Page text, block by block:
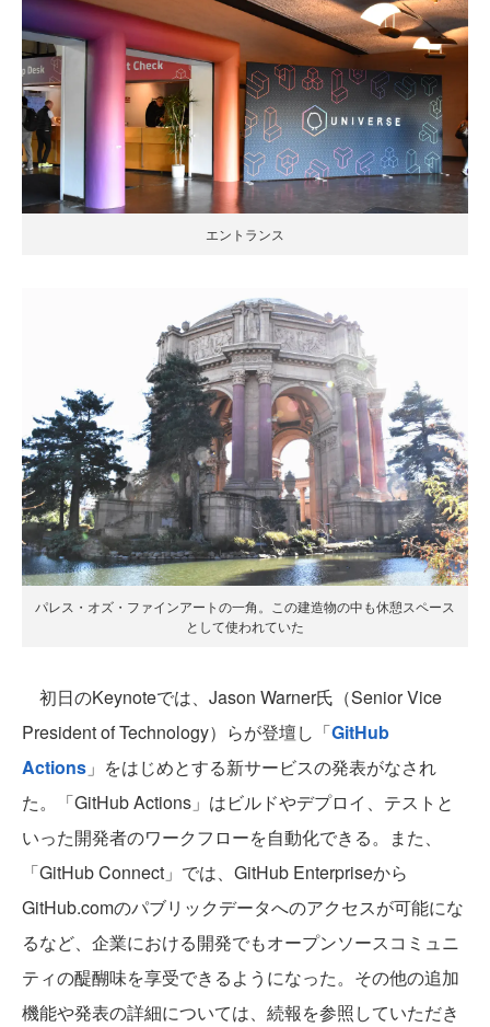
エントランス
パレス・オズ・ファインアートの一角。この建造物の中も休憩スペース
として使われていた
初日のKeynoteでは、Jason Warner氏（Senior Vice
President of Technology）らが登壇し「GitHub
Actions 」をはじめとする新サービスの発表がなされ
た。「GitHub Actions」はビルドやデプロイ、テストと
いった開発者のワークフローを自動化できる。また、
「GitHub Connect」では、GitHub Enterpriseから
GitHub.comのパブリックデータへのアクセスが可能にな
るなど、企業における開発でもオープンソースコミュニ
ティの醍醐味を享受できるようになった。その他の追加
機能や発表の詳細については、続報を参照していただき